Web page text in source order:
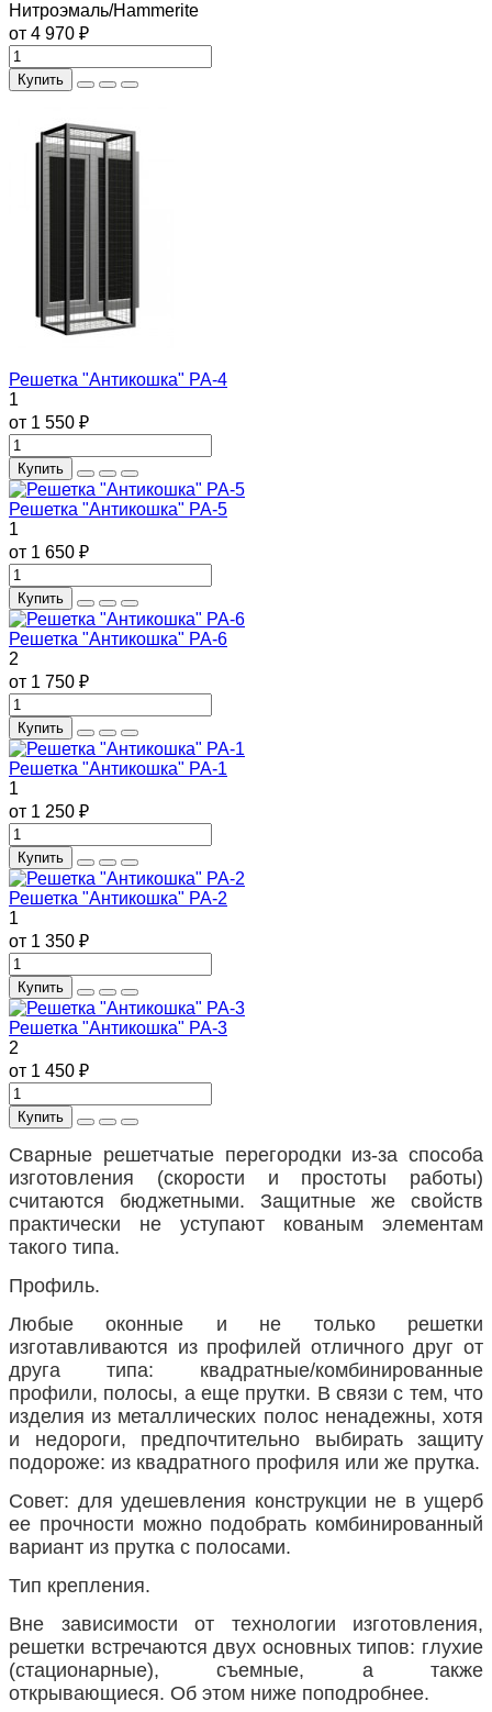
Нитроэмаль/Hammerite
от 4 970 ₽
Купить
Решетка "Антикошка" РА-4
1
от 1 550 ₽
Купить
Решетка "Антикошка" РА-5
1
от 1 650 ₽
Купить
Решетка "Антикошка" РА-6
2
от 1 750 ₽
Купить
Решетка "Антикошка" РА-1
1
от 1 250 ₽
Купить
Решетка "Антикошка" РА-2
1
от 1 350 ₽
Купить
Решетка "Антикошка" РА-3
2
от 1 450 ₽
Купить
Сварные решетчатые перегородки из-за способа
изготовления (скорости и простоты работы)
считаются бюджетными. Защитные же свойств
практически не уступают кованым элементам
такого типа.
Профиль.
Любые оконные и не только решетки
изготавливаются из профилей отличного друг от
друга типа: квадратные/комбинированные
профили, полосы, а еще прутки. В связи с тем, что
изделия из металлических полос ненадежны, хотя
и недороги, предпочтительно выбирать защиту
подороже: из квадратного профиля или же прутка.
Совет: для удешевления конструкции не в ущерб
ее прочности можно подобрать комбинированный
вариант из прутка с полосами.
Тип крепления.
Вне зависимости от технологии изготовления,
решетки встречаются двух основных типов: глухие
(стационарные), съемные, а также
открывающиеся. Об этом ниже поподробнее.